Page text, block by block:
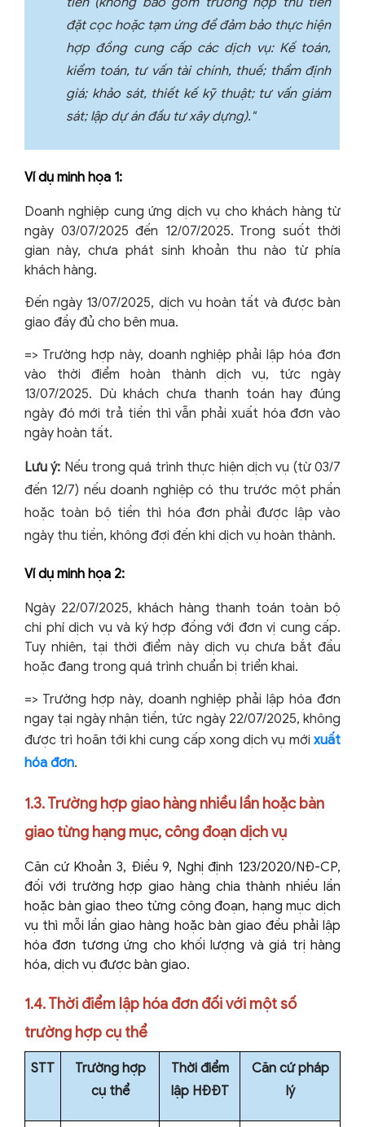
đặt cọc hoặc tạm ứng để đảm bảo thực hiện
hợp đồng cung cấp các dịch vụ: Kế toán,
kiểm toán, tư vấn tài chính, thuế; thẩm định
giá; khảo sát, thiết kế kỹ thuật; tư vấn giám
sát; lập dự án đầu tư xây dựng)."
Ví dụ minh họa 1:
Doanh nghiệp cung ứng dịch vụ cho khách hàng từ
ngày 03/07/2025 đến 12/07/2025. Trong suốt thời
gian này, chưa phát sinh khoản thu nào từ phía
khách hàng.
Đến ngày 13/07/2025, dịch vụ hoàn tất và được bàn
giao đầy đủ cho bên mua.
=> Trường hợp này, doanh nghiệp phải lập hóa đơn
vào thời điểm hoàn thành dịch vụ, tức ngày
13/07/2025. Dù khách chưa thanh toán hay đúng
ngày đó mới trả tiền thì vẫn phải xuất hóa đơn vào
ngày hoàn tất.
Lưu ý: Nếu trong quá trình thực hiện dịch vụ (từ 03/7
đến 12/7) nếu doanh nghiệp có thu trước một phần
hoặc toàn bộ tiền thì hóa đơn phải được lập vào
ngày thu tiền, không đợi đến khi dịch vụ hoàn thành.
Ví dụ minh họa 2:
Ngày 22/07/2025, khách hàng thanh toán toàn bộ
chi phí dịch vụ và ký hợp đồng với đơn vị cung cấp.
Tuy nhiên, tại thời điểm này dịch vụ chưa bắt đầu
hoặc đang trong quá trình chuẩn bị triển khai.
=> Trường hợp này, doanh nghiệp phải lập hóa đơn
ngay tại ngày nhận tiền, tức ngày 22/07/2025, không
được trì hoãn tới khi cung cấp xong dịch vụ mới xuất
hóa đơn.
1.3. Trường hợp giao hàng nhiều lần hoặc bàn
giao từng hạng mục, công đoạn dịch vụ
Căn cứ Khoản 3, Điều 9, Nghị định 123/2020/NĐ-CP,
đối với trường hợp giao hàng chia thành nhiều lần
hoặc bàn giao theo từng công đoạn, hạng mục dịch
vụ thì mỗi lần giao hàng hoặc bàn giao đều phải lập
hóa đơn tương ứng cho khối lượng và giá trị hàng
hóa, dịch vụ được bàn giao.
1.4. Thời điểm lập hóa đơn đối với một số
trường hợp cụ thể
STT
Trường hợp
cụ thể
Thời điểm
lập HĐĐT
Căn cứ pháp
lý